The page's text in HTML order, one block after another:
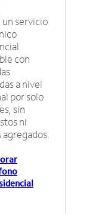
servicio
con
a nivel
por solo
sin
ni